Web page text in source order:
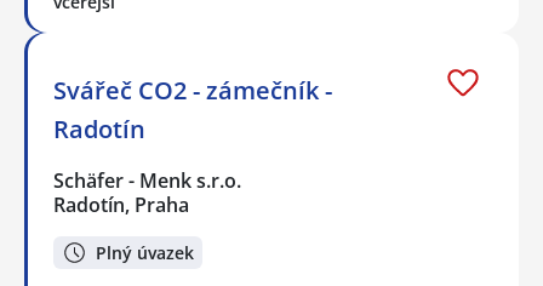
Svářeč CO2 - zámečník -
Radotín
Schäfer - Menk s.r.o.
Radotín, Praha
Plný úvazek